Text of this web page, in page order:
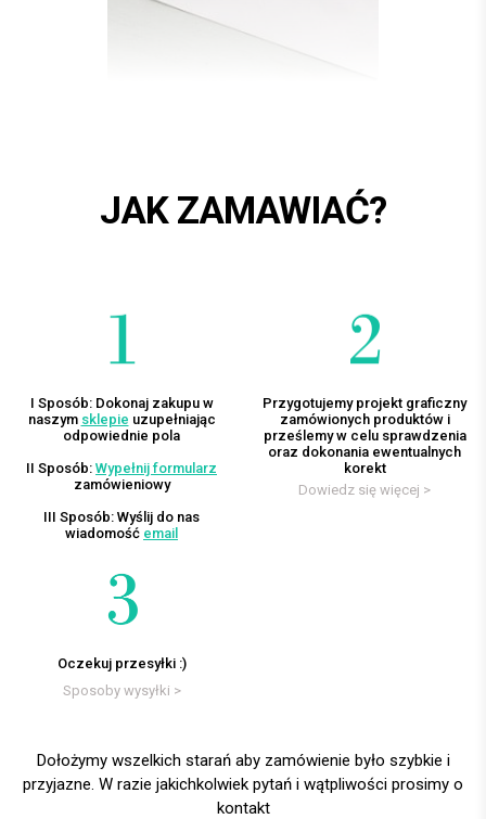
JAK ZAMAWIAĆ?
I Sposób: Dokonaj zakupu w
naszym sklepie uzupełniając
odpowiednie pola
II Sposób: Wypełnij formularz
zamówieniowy
III Sposób: Wyślij do nas
wiadomość email
Przygotujemy projekt graficzny
zamówionych produktów i
prześlemy w celu sprawdzenia
oraz dokonania ewentualnych
korekt
Dowiedz się więcej >
Oczekuj przesyłki :)
Sposoby wysyłki >
Dołożymy wszelkich starań aby zamówienie było szybkie i
przyjazne. W razie jakichkolwiek pytań i wątpliwości prosimy o
kontakt